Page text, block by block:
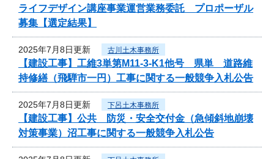
ライフデザイン講座事業運営業務委託 プロポーザル
募集【選定結果】
2025年7月8日更新 古川土木事務所
【建設工事】工維3単第M11-3-K1他号 県単 道路維
持修繕（飛騨市一円）工事に関する一般競争入札公告
2025年7月8日更新 下呂土木事務所
【建設工事】公共 防災・安全交付金（急傾斜地崩壊
対策事業）沼工事に関する一般競争入札公告